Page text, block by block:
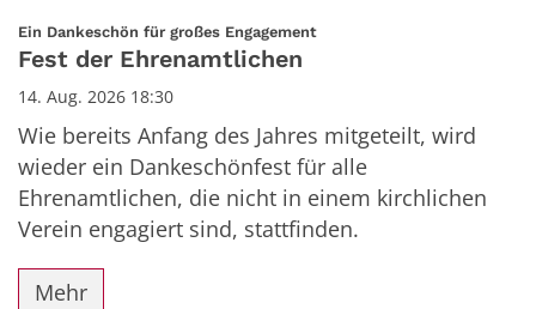
Ein Dankeschön für großes Engagement:
Fest der Ehrenamtlichen
14. Aug. 2026 18:30
Wie bereits Anfang des Jahres mitgeteilt, wird
wieder ein Dankeschönfest für alle
Ehrenamtlichen, die nicht in einem kirchlichen
Verein engagiert sind, stattfinden.
Mehr